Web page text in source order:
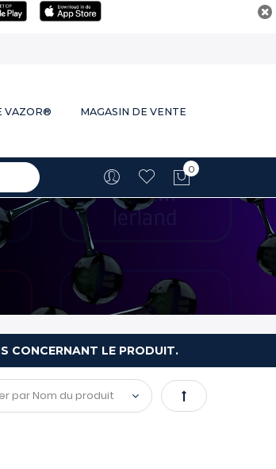
VAZOR® MAGASIN DE VENTE
Mon
0
CONCERNANT LE PRODUIT.
Par